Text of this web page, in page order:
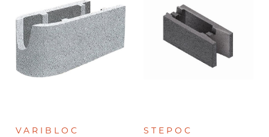
réglementation
sismique
Conforme Eurocode 8
Béton de granulats courants
VARIBLOC STEPOC